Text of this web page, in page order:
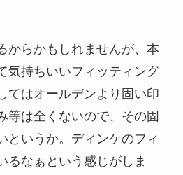
からかもしれませんが、本
気持ちいいフィッティング
てはオールデンより固い印
等は全くないので、その固
というか。ディンケのフィ
るなぁという感じがしま